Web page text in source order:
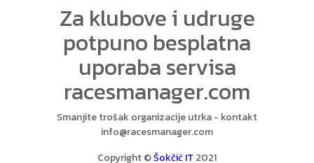
Za klubove i udruge
potpuno besplatna
uporaba servisa
racesmanager.com
Smanjite trošak organizacije utrka - kontakt
info@racesmanager.com
Copyright ©Šokčić IT 2021